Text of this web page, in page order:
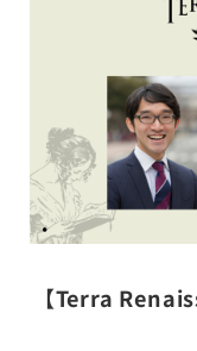
【Terra